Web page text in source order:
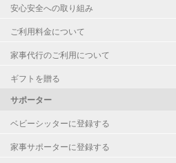
安心安全への取り組み
ご利用料金について
家事代行のご利用について
ギフトを贈る
サポーター
ベビーシッターに登録する
家事サポーターに登録する